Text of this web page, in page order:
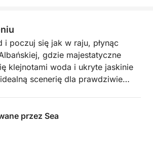
i poczuj się jak w raju, płynąc
gdzie majestatyczne
klejnotami woda i ukryte jaskinie
scenerię dla prawdziwie
nadmorskich. Ta relaksująca, 2-
w Himarze i biegnie wzdłuż
odcinków linii brzegowej
przez Sea